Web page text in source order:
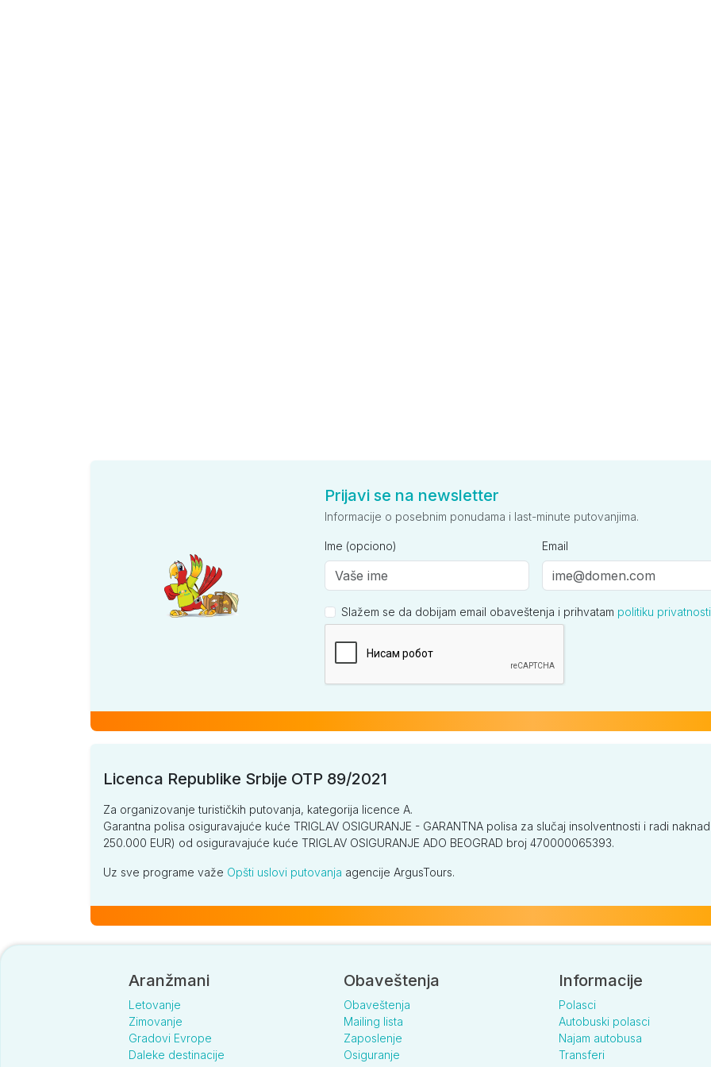
Prijavi se na newsletter
Informacije o posebnim ponudama i last-minute putovanjima.
Ime (opciono) Email
Slažem se da dobijam email obaveštenja i prihvatam politiku privatnosti
Licenca Republike Srbije OTP 89/2021
Za organizovanje turističkih putovanja, kategorija licence A.
Garantna polisa osiguravajuće kuće TRIGLAV OSIGURANJE - GARANTNA polisa za slučaj insolventnosti i radi
250.000 EUR) od osiguravajuće kuće TRIGLAV OSIGURANJE ADO BEOGRAD broj 470000065393.
Uz sve programe važe Opšti uslovi putovanja agencije ArgusTours.
Aranžmani
Letovanje
Zimovanje
Gradovi Evrope
Daleke destinacije
Obaveštenja
Obaveštenja
Mailing lista
Zaposlenje
Osiguranje
Informacije
Polasci
Autobuski polasci
Najam autobusa
Transferi